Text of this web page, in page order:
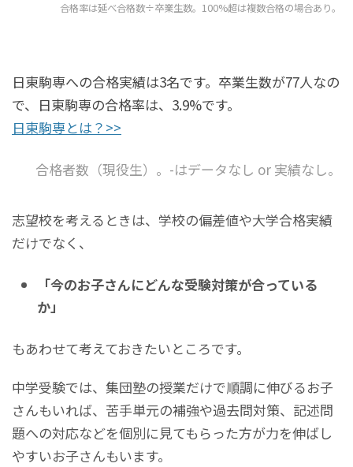
合格率は延べ合格数÷卒業生数。100%超は複数合格の場合あり。
日東駒専への合格実績は3名です。卒業生数が77人なの
で、日東駒専の合格率は、3.9%です。
日東駒専とは？>>
合格者数（現役生）。-はデータなし or 実績なし。
志望校を考えるときは、学校の偏差値や大学合格実績
だけでなく、
「今のお子さんにどんな受験対策が合っている
か」
もあわせて考えておきたいところです。
中学受験では、集団塾の授業だけで順調に伸びるお子
さんもいれば、苦手単元の補強や過去問対策、記述問
題への対応などを個別に見てもらった方が力を伸ばし
やすいお子さんもいます。